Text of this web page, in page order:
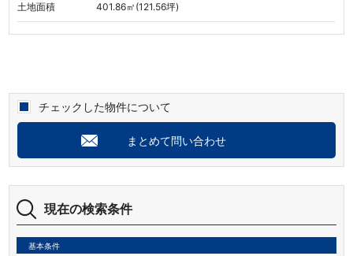
現在の検索条件
基本条件
土地面積 401.86㎡(121.56坪)
チェックした物件について
まとめて問い合わせ